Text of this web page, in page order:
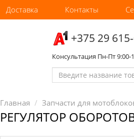
Доставка Контакты
‎+375 29
Консультация Пн-Пт
Главная Запчасти для
РЕГУЛЯТОР